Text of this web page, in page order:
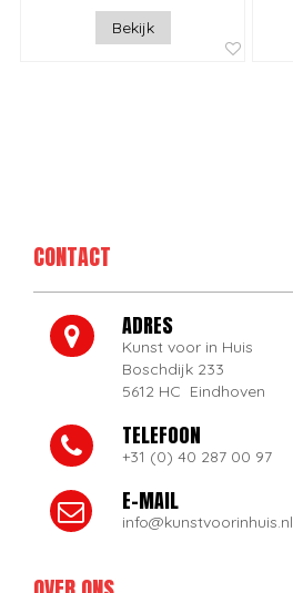
Bekijk
CONTACT
ADRES
Kunst voor in Huis
Boschdijk 233
5612 HC Eindhoven
TELEFOON
+31 (0) 40 287 00 97
E-MAIL
info@kunstvoorinhuis.nl